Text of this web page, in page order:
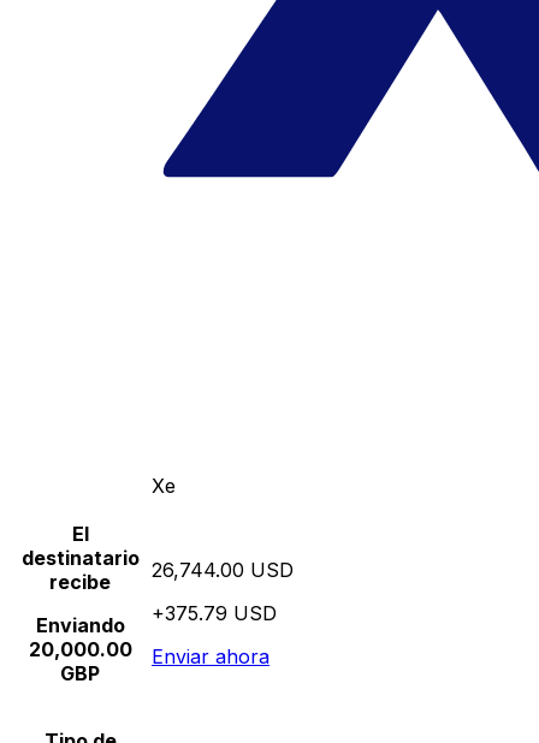
Xe
El
destinatario
recibe
Enviando
20,000.00
GBP
26,744.00 USD
+375.79 USD
Enviar ahora